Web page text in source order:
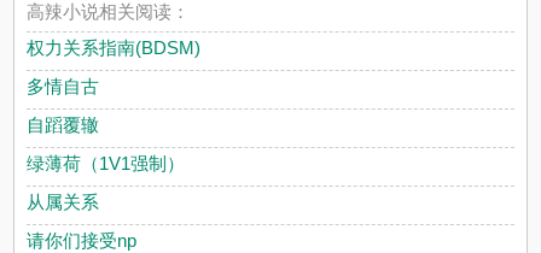
高辣小说相关阅读：
权力关系指南(BDSM)
多情自古
自蹈覆辙
绿薄荷（1V1强制）
从属关系
请你们接受np